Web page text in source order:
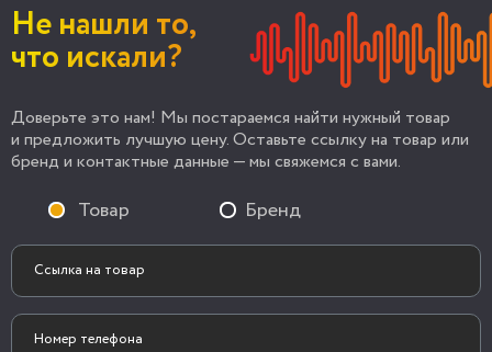
Не нашли то,
что искали?
Доверьте это нам! Мы постараемся найти нужный товар
и предложить лучшую цену. Оставьте ссылку на товар или
бренд и контактные данные — мы свяжемся с вами.
Товар Бренд